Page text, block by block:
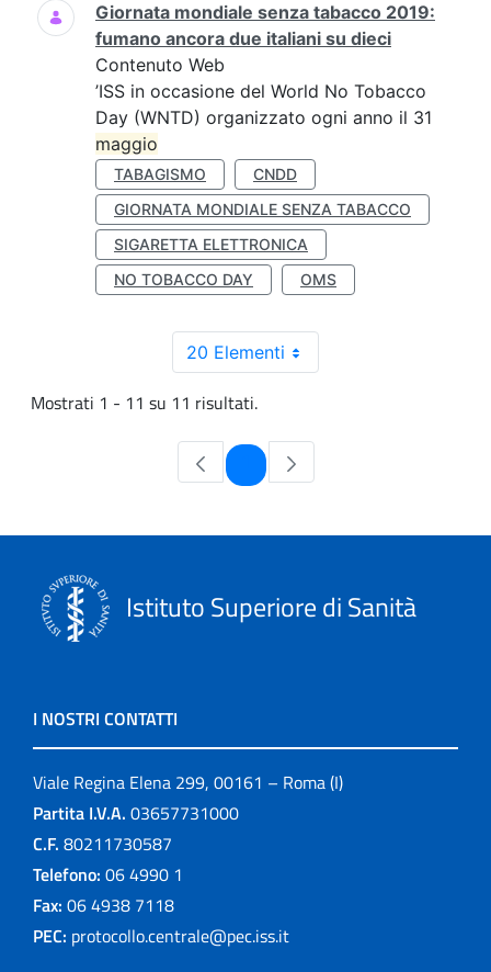
Giornata mondiale senza tabacco 2019:
fumano ancora due italiani su dieci
Contenuto Web
’ISS in occasione del World No Tobacco
Day (WNTD) organizzato ogni anno il 31
maggio
TABAGISMO
CNDD
GIORNATA MONDIALE SENZA TABACCO
SIGARETTA ELETTRONICA
NO TOBACCO DAY
OMS
20 Elementi
Mostrati 1 - 11 su 11 risultati.
Pagina
Istituto Superiore di Sanità
I NOSTRI CONTATTI
Viale Regina Elena 299, 00161 – Roma (I)
Partita I.V.A. 03657731000
C.F. 80211730587
Telefono: 06 4990 1
Fax: 06 4938 7118
PEC: protocollo.centrale@pec.iss.it